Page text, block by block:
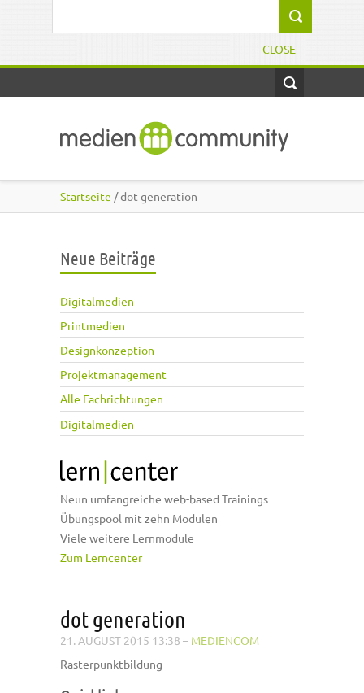
CLOSE
Startseite / dot generation
Neue Beiträge
Digitalmedien
Printmedien
Designkonzeption
Projektmanagement
Alle Fachrichtungen
Digitalmedien
Neun umfangreiche web-based Trainings
Übungspool mit zehn Modulen
Viele weitere Lernmodule
Zum Lerncenter
dot generation
21. AUGUST 2015 13:38 – MEDIENCOM
Rasterpunktbildung